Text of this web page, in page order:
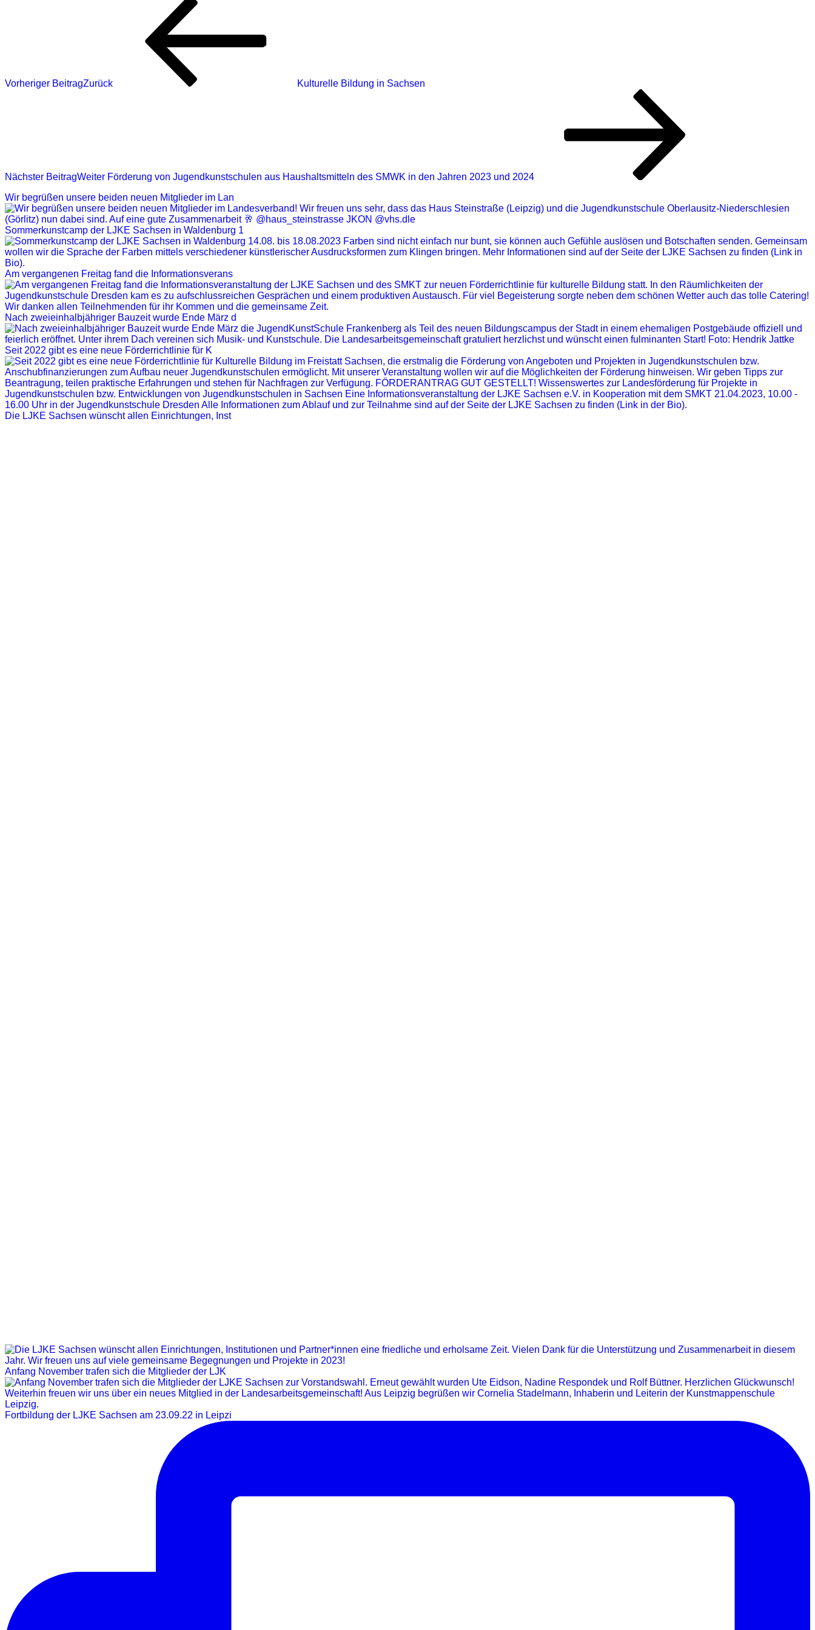
Vorheriger BeitragZurück Kulturelle Bildung in Sachsen
Nächster BeitragWeiter Förderung von Jugendkunstschulen aus Haushaltsmitteln des SMWK in den Jahren 2023 und 2024
Wir begrüßen unsere beiden neuen Mitglieder im Lan
Sommerkunstcamp der LJKE Sachsen in Waldenburg 1
Am vergangenen Freitag fand die Informationsverans
Nach zweieinhalbjähriger Bauzeit wurde Ende März d
Seit 2022 gibt es eine neue Förderrichtlinie für K
Die LJKE Sachsen wünscht allen Einrichtungen, Inst
Anfang November trafen sich die Mitglieder der LJK
Fortbildung der LJKE Sachsen am 23.09.22 in Leipzi